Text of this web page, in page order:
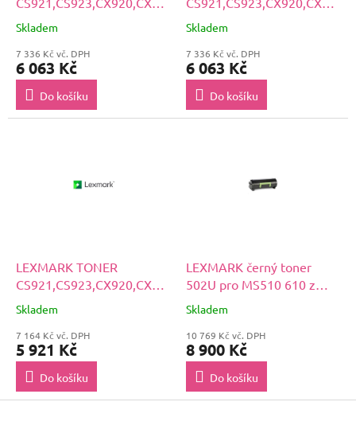
Azúrová tonerová kazeta s
kapacitou 11,5k
Skladem
7 336 Kč vč. DPH
6 063 Kč
Do košíku
Purpurová tonerová kazeta
s kapacitou 11,5k
Skladem
7 336 Kč vč. DPH
6 063 Kč
Do košíku
LEXMARK TONER
CS921,CS923,CX920,CX921,CX922,CX923,CX924
Čierna tonerová kazeta s
kapacitou 18,5k
Skladem
7 164 Kč vč. DPH
5 921 Kč
Do košíku
LEXMARK černý toner
502U pro MS510 610 z
programu Lexmark Return
(20 000 stran)
Skladem
10 769 Kč vč. DPH
8 900 Kč
Do košíku
Z